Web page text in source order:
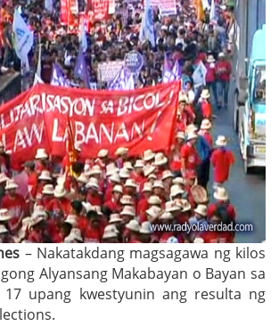
– Nakatakdang magsagawa ng kilos
Alyansang Makabayan o Bayan sa
17 upang kwestyunin ang resulta ng